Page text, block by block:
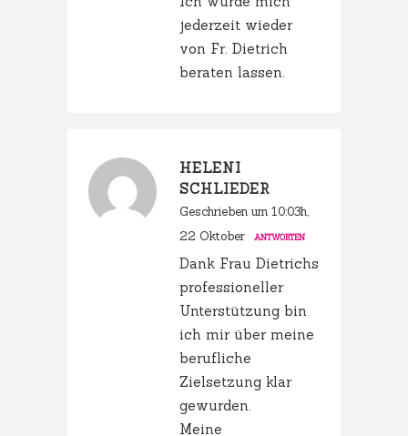
jederzeit wieder
von Fr. Dietrich
beraten lassen.
HELENI
SCHLIEDER
Geschrieben um 10:03h,
22 Oktober
ANTWORTEN
Dank Frau Dietrichs
professioneller
Unterstützung bin
ich mir über meine
berufliche
Zielsetzung klar
gewurden.
Meine